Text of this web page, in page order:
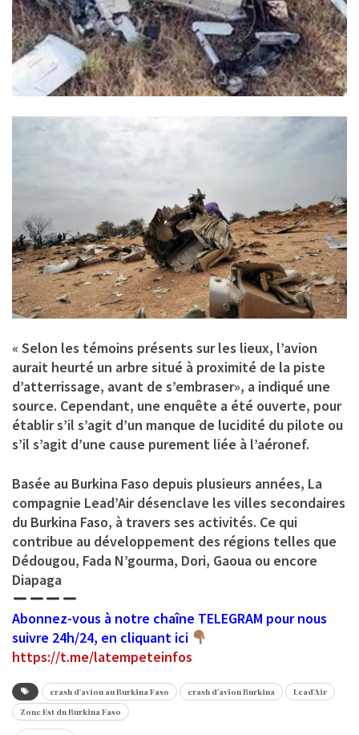
« Selon les témoins présents sur les lieux, l’avion
aurait heurté un arbre situé à proximité de la piste
d’atterrissage, avant de s’embraser», a indiqué une
source. Cependant, une enquête a été ouverte, pour
établir s’il s’agit d’un manque de lucidité du pilote ou
s’il s’agit d’une cause purement liée à l’aéronef.
Basée au Burkina Faso depuis plusieurs années, La
compagnie Lead’Air désenclave les villes secondaires
du Burkina Faso, à travers ses activités. Ce qui
contribue au développement des régions telles que
Dédougou, Fada N’gourma, Dori, Gaoua ou encore
Diapaga
Abonnez-vous à notre chaîne TELEGRAM pour nous
suivre 24h/24, en cliquant ici
https://t.me/latempeteinfos
crash d'avion au Burkina Faso crash d'avion Burkina
Lead'Air
Zone Est du Burkina Faso